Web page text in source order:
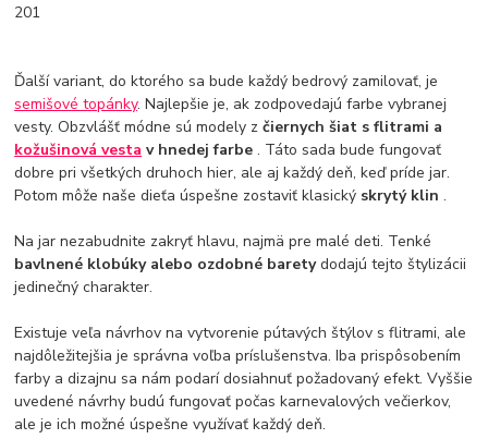
201
Ďalší variant, do ktorého sa bude každý bedrový zamilovať, je
semišové topánky. Najlepšie je, ak zodpovedajú farbe vybranej
vesty. Obzvlášť módne sú modely zčiernych šiat s flitrami a
kožušinová vesta v hnedej farbe. Táto sada bude fungovať
dobre pri všetkých druhoch hier, ale aj každý deň, keď príde jar.
Potom môže naše dieťa úspešne zostaviť klasický skrytý klin.
Na jar nezabudnite zakryť hlavu, najmä pre malé deti. Tenké
bavlnené klobúky alebo ozdobné baretydodajú tejto štylizácii
jedinečný charakter.
Existuje veľa návrhov na vytvorenie pútavých štýlov s flitrami, ale
najdôležitejšia je správna voľba príslušenstva. Iba prispôsobením
farby a dizajnu sa nám podarí dosiahnuť požadovaný efekt. Vyššie
uvedené návrhy budú fungovať počas karnevalových večierkov,
ale je ich možné úspešne využívať každý deň.